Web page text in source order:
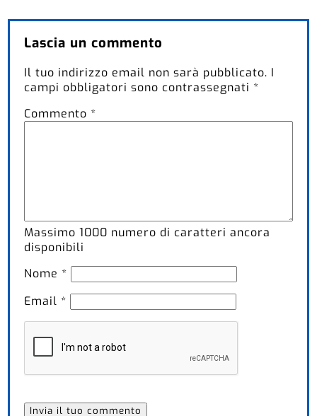
Lascia un commento
Il tuo indirizzo email non sarà pubblicato. I
campi obbligatori sono contrassegnati *
Commento *
Massimo1000 numero di caratteri ancora
disponibili
Nome *
Email *